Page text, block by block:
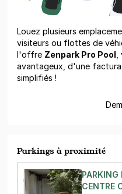
Louez plusieurs
visiteurs ou flottes de
l'offre Zenpark Pro Pool
avantageux, d'une
simplifiés !
Parkings à proximité
PARKING
CENTRE